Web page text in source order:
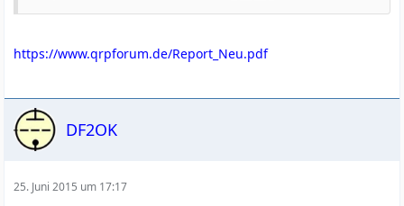
https://www.qrpforum.de/Report_Neu.pdf
DF2OK
25. Juni 2015 um 17:17